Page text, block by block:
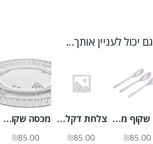
גם יכול לעניין אותך...
כף שקוף מהודר 50 יח'
₪85.00
צלחת דקל 20/20א.200 יח'
₪85.00
מכסה שקוף לגביע רוטב 4OZ א.2500 יח'
₪85.00